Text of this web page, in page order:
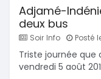
Adjamé-
deux bus
Soir Info Posté
Triste journée que
vendredi 5 août